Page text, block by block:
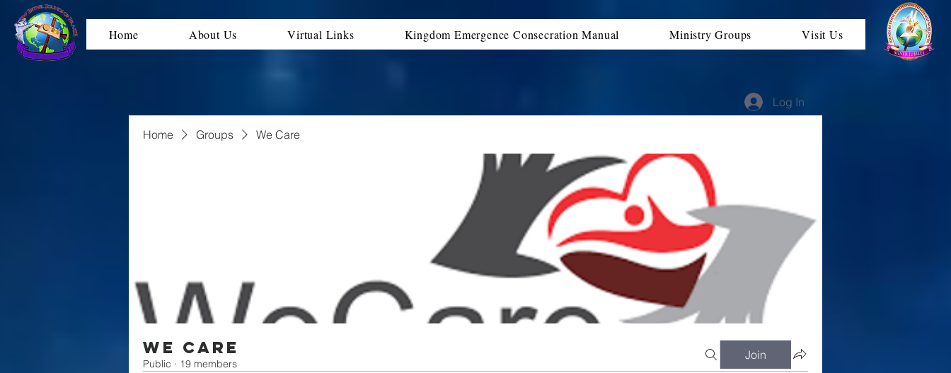
Home About Us Virtual Links Kingdom Emergence Consecration Manual Ministry Groups Visit Us
Log In
Home Groups We Care
We Care
Public · 19 members
Join